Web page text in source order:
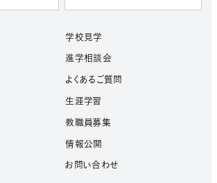
学校見学
進学相談会
よくあるご質問
生涯学習
教職員募集
情報公開
お問い合わせ